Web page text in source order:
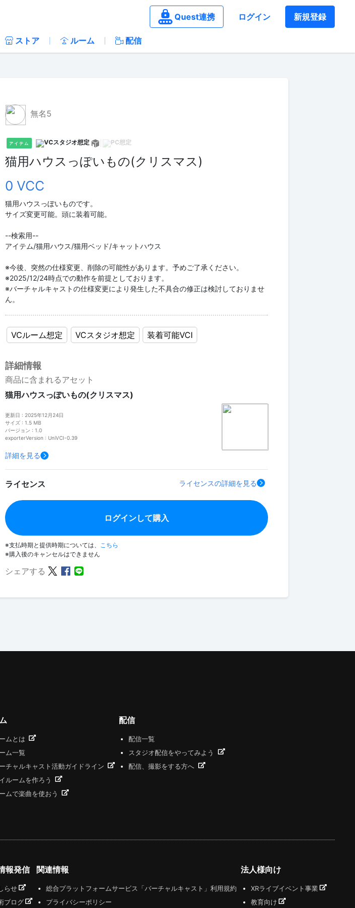
Quest連携 ログイン 新規登録
ストア ルーム 配信
無名5
アイテム
猫用ハウスっぽいもの(クリスマス)
0 VCC
猫用ハウスっぽいものです。
サイズ変更可能。頭に装着可能。
--検索用--
アイテム/猫用ハウス/猫用ベッド/キャットハウス
※今後、突然の仕様変更、削除の可能性があります。予めご了承ください。
※2025/12/24時点での動作を前提としております。
※バーチャルキャストの仕様変更により発生した不具合の修正は検討しておりませ
ん。
VCルーム想定 VCスタジオ想定 装着可能VCI
詳細情報
商品に含まれるアセット
猫用ハウスっぽいもの(クリスマス)
更新日 : 2025年12月24日
サイズ : 1.5 MB
バージョン : 1.0
exporterVersion : UniVCI-0.39
詳細を見る
ライセンス ライセンスの詳細を見る
ログインして購入
※支払時期と提供時期については、
こちら
※購入後のキャンセルはできません
シェアする
ムとは
ム一覧
チャルキャスト活動ガイドライン
ルームを作ろう
ムで楽曲を使おう
配信
配信一覧
スタジオ配信をやってみよう
配信、撮影をする方へ
報発信
らせ
ブログ
関連情報
総合プラットフォームサービス「バーチャルキャスト」利用規約
プライバシーポリシー
法人様向け
XRライブイベント事業
教育向け